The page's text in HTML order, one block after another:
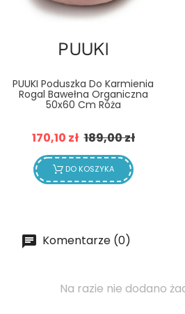
PUUKI Poduszka Do Karmienia
Rogal Bawełna Organiczna
50x60 Cm Róża
170,10 zł Cena
podstawowa
189,00 złCena
DO KOSZYKA
Komentarze (0)
Na razie nie dodano